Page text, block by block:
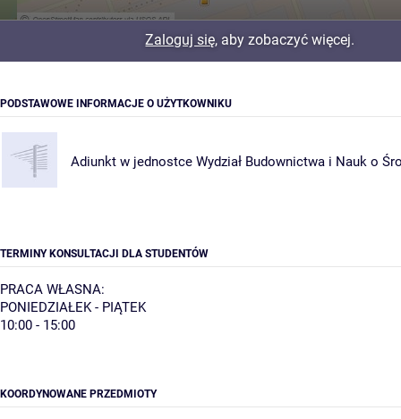
Zaloguj się, aby zobaczyć więcej.
PODSTAWOWE INFORMACJE O UŻYTKOWNIKU
Adiunkt w jednostce Wydział Budownictwa i Nauk o
TERMINY KONSULTACJI DLA STUDENTÓW
PRACA WŁASNA:
PONIEDZIAŁEK - PIĄTEK
10:00 - 15:00
KOORDYNOWANE PRZEDMIOTY